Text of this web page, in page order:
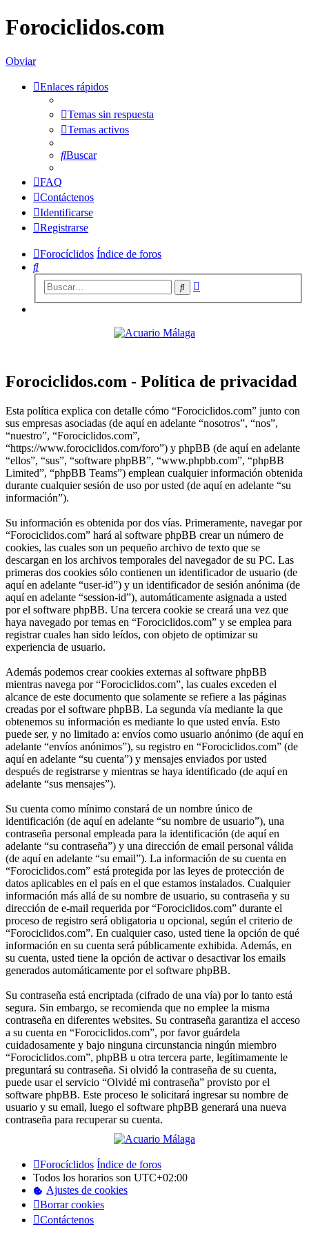
Forociclidos.com
Obviar
Enlaces rápidos
Temas sin respuesta
Temas activos
Buscar
FAQ
Contáctenos
Identificarse
Registrarse
Forocíclidos Índice de foros
Buscar
Buscar
Forociclidos.com - Política de privacidad
Esta política explica con detalle cómo “Forociclidos.com” junto con
sus empresas asociadas (de aquí en adelante “nosotros”, “nos”,
“nuestro”, “Forociclidos.com”,
“https://www.forociclidos.com/foro”) y phpBB (de aquí en adelante
“ellos”, “sus”, “software phpBB”, “www.phpbb.com”, “phpBB
Limited”, “phpBB Teams”) emplean cualquier información obtenida
durante cualquier sesión de uso por usted (de aquí en adelante “su
información”).
Su información es obtenida por dos vías. Primeramente, navegar por
“Forociclidos.com” hará al software phpBB crear un número de
cookies, las cuales son un pequeño archivo de texto que se
descargan en los archivos temporales del navegador de su PC. Las
primeras dos cookies sólo contienen un identificador de usuario (de
aquí en adelante “user-id”) y un identificador de sesión anónima (de
aquí en adelante “session-id”), automáticamente asignada a usted
por el software phpBB. Una tercera cookie se creará una vez que
haya navegado por temas en “Forociclidos.com” y se emplea para
registrar cuales han sido leídos, con objeto de optimizar su
experiencia de usuario.
Además podemos crear cookies externas al software phpBB
mientras navega por “Forociclidos.com”, las cuales exceden el
alcance de este documento que solamente se refiere a las páginas
creadas por el software phpBB. La segunda vía mediante la que
obtenemos su información es mediante lo que usted envía. Esto
puede ser, y no limitado a: envíos como usuario anónimo (de aquí en
adelante “envíos anónimos”), su registro en “Forociclidos.com” (de
aquí en adelante “su cuenta”) y mensajes enviados por usted
después de registrarse y mientras se haya identificado (de aquí en
adelante “sus mensajes”).
Su cuenta como mínimo constará de un nombre único de
identificación (de aquí en adelante “su nombre de usuario”), una
contraseña personal empleada para la identificación (de aquí en
adelante “su contraseña”) y una dirección de email personal válida
(de aquí en adelante “su email”). La información de su cuenta en
“Forociclidos.com” está protegida por las leyes de protección de
datos aplicables en el país en el que estamos instalados. Cualquier
información más allá de su nombre de usuario, su contraseña y su
dirección de e-mail requerida por “Forociclidos.com” durante el
proceso de registro será obligatoria u opcional, según el criterio de
“Forociclidos.com”. En cualquier caso, usted tiene la opción de qué
información en su cuenta será públicamente exhibida. Además, en
su cuenta, usted tiene la opción de activar o desactivar los emails
generados automáticamente por el software phpBB.
Su contraseña está encriptada (cifrado de una vía) por lo tanto está
segura. Sin embargo, se recomienda que no emplee la misma
contraseña en diferentes websites. Su contraseña garantiza el acceso
a su cuenta en “Forociclidos.com”, por favor guárdela
cuidadosamente y bajo ninguna circunstancia ningún miembro
“Forociclidos.com”, phpBB u otra tercera parte, legítimamente le
preguntará su contraseña. Si olvidó la contraseña de su cuenta,
puede usar el servicio “Olvidé mi contraseña” provisto por el
software phpBB. Este proceso le solicitará ingresar su nombre de
usuario y su email, luego el software phpBB generará una nueva
contraseña para recuperar su cuenta.
Forocíclidos Índice de foros
Todos los horarios son UTC+02:00
Ajustes de cookies
Borrar cookies
Contáctenos